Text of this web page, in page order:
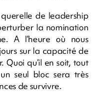
de leadership
la nomination
A l’heure où nous
sur la capacité de
Quoi qu’il en soit, tout
seul bloc sera très
de survivre.